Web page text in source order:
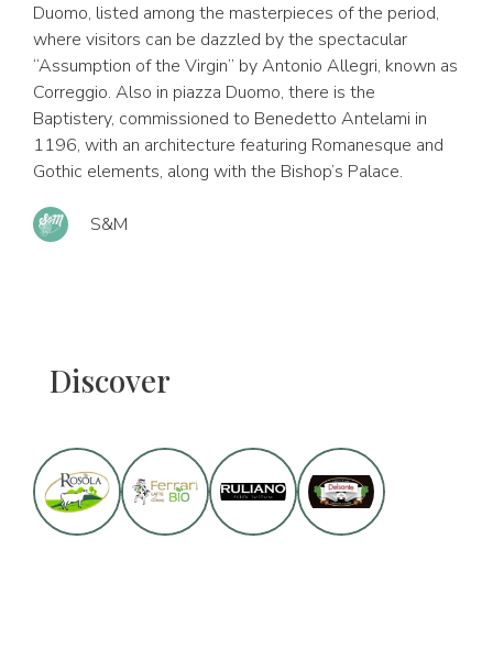
Duomo, listed among the masterpieces of the period,
where visitors can be dazzled by the spectacular
“Assumption of the Virgin” by Antonio Allegri, known as
Correggio. Also in piazza Duomo, there is the
Baptistery, commissioned to Benedetto Antelami in
1196, with an architecture featuring Romanesque and
Gothic elements, along with the Bishop’s Palace.
S&M
Discover